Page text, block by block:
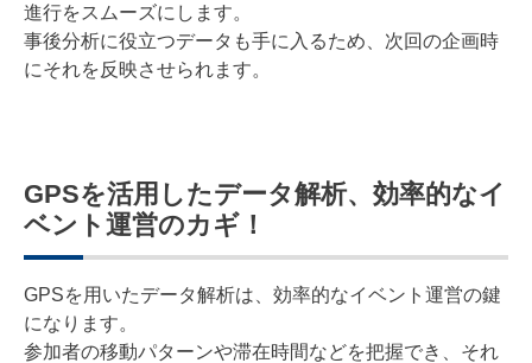
進行をスムーズにします。
事後分析に役立つデータも手に入るため、次回の企画時
にそれを反映させられます。
GPSを活用したデータ解析、効率的なイ
ベント運営のカギ！
GPSを用いたデータ解析は、効率的なイベント運営の鍵
になります。
参加者の移動パターンや滞在時間などを把握でき、それ